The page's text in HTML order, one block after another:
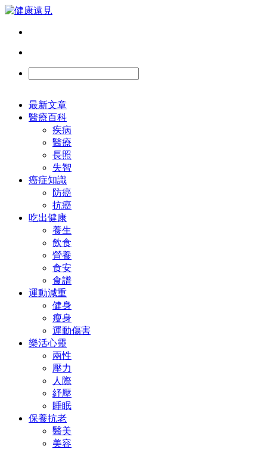
最新文章
醫療百科
疾病
醫療
長照
失智
癌症知識
防癌
抗癌
吃出健康
養生
飲食
營養
食安
食譜
運動減重
健身
瘦身
運動傷害
樂活心靈
兩性
壓力
人際
紓壓
睡眠
保養抗老
醫美
美容